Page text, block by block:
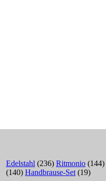
Edelstahl (236) Ritmonio (144)
(140) Handbrause-Set (19)